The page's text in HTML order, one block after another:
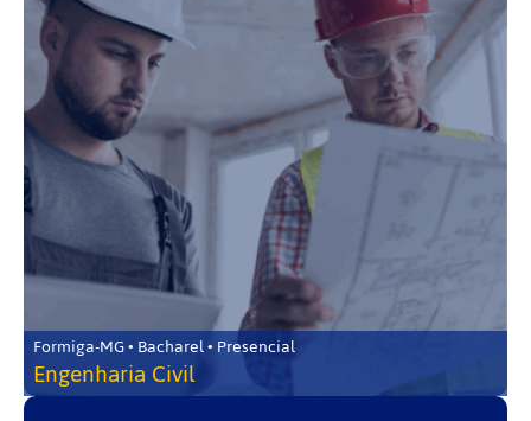
Formiga-MG • Bacharel • Presencial
Engenharia Civil